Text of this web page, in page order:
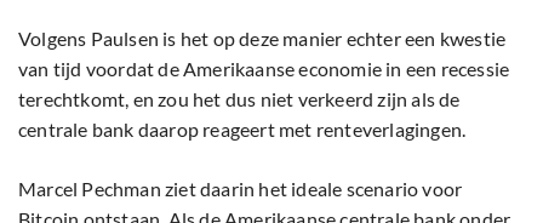
Volgens Paulsen is het op deze manier echter een kwestie
van tijd voordat de Amerikaanse economie in een recessie
terechtkomt, en zou het dus niet verkeerd zijn als de
centrale bank daarop reageert met renteverlagingen.
Marcel Pechman ziet daarin het ideale scenario voor